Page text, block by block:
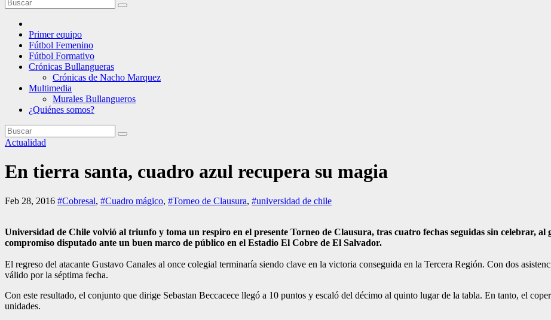
Primer equipo
Fútbol Femenino
Fútbol Formativo
Crónicas Bullangueras
Crónicas de Nacho Marquez
Multimedia
Murales Bullangueros
¿Quiénes somos?
Actualidad
En tierra santa, cuadro azul recupera su magia
Feb 28, 2016 #Cobresal, #Cuadro mágico, #Torneo de Clausura, #universidad de chile
Universidad de Chile volvió al triunfo y toma un respiro en el presente Torneo de Clausura, tras cuatro fechas seguidas sin celebrar, al
compromiso disputado ante un buen marco de público en el Estadio El Cobre de El Salvador.
El regreso del atacante Gustavo Canales al once colegial terminaría siendo clave en la victoria conseguida en la Tercera Región. Con dos
válido por la séptima fecha.
Con este resultado, el conjunto que dirige Sebastan Beccacece llegó a 10 puntos y escaló del décimo al quinto lugar de la tabla. En tanto, el
unidades.